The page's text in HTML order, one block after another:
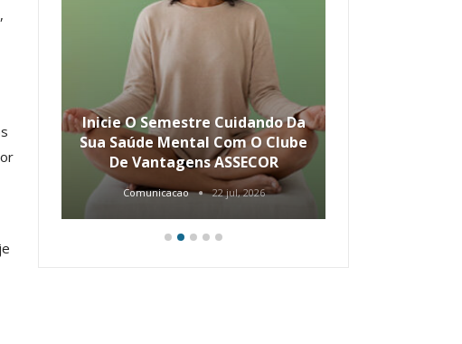
Inicie O Semestre Cuidando Da
Sua Saúde Mental Com O Clube
De Vantagens ASSECOR
Comunicacao 22 jul, 2026